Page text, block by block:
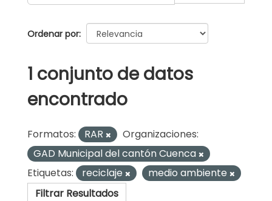
Ordenar por
1 conjunto de datos
encontrado
Formatos: RAR
Organizaciones:
GAD Municipal del cantón Cuenca
Etiquetas:
reciclaje
medio ambiente
Filtrar Resultados